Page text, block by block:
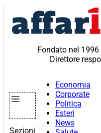
contenuto
Fondato nel
Direttore
Sezioni
Economia
Corporate
Politica
Esteri
News